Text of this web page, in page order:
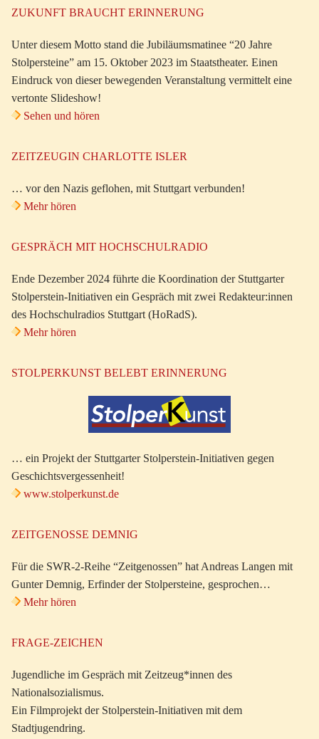
ZUKUNFT BRAUCHT ERINNERUNG
Unter diesem Motto stand die Jubiläumsmatinee “20 Jahre
Stolpersteine” am 15. Oktober 2023 im Staatstheater. Einen
Eindruck von dieser bewegenden Veranstaltung vermittelt eine
vertonte Slideshow!
Sehen und hören
ZEITZEUGIN CHARLOTTE ISLER
… vor den Nazis geflohen, mit Stuttgart verbunden!
Mehr hören
GESPRÄCH MIT HOCHSCHULRADIO
Ende Dezember 2024 führte die Koordination der Stuttgarter
Stolperstein-Initiativen ein Gespräch mit zwei Redakteur:innen
des Hochschulradios Stuttgart (HoRadS).
Mehr hören
STOLPERKUNST BELEBT ERINNERUNG
… ein Projekt der Stuttgarter Stolperstein-Initiativen gegen
Geschichtsvergessenheit!
www.stolperkunst.de
ZEITGENOSSE DEMNIG
Für die SWR-2-Reihe “Zeitgenossen” hat Andreas Langen mit
Gunter Demnig, Erfinder der Stolpersteine, gesprochen…
Mehr hören
FRAGE-ZEICHEN
Jugendliche im Gespräch mit Zeitzeug*innen des
Nationalsozialismus.
Ein Filmprojekt der Stolperstein-Initiativen mit dem
Stadtjugendring.